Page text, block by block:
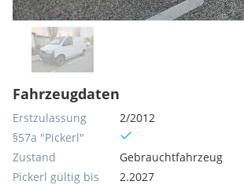
Fahrzeugdaten
Erstzulassung
2/2012
§57a "Pickerl"
Zustand
Gebrauchtfahrzeug
Pickerl gültig bis
2.2027